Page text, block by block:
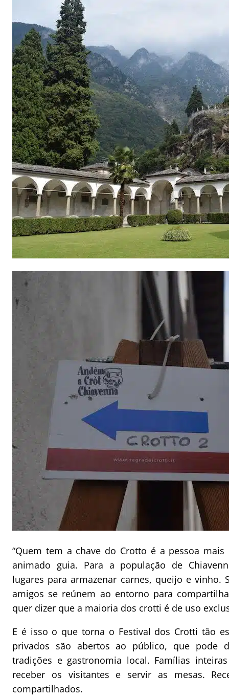
“Quem tem a chave do Crotto é a pessoa
animado guia. Para a população de
lugares para armazenar carnes, queijo e vinho.
amigos se reúnem ao entorno para
quer dizer que a maioria dos crotti é de uso
E é isso o que torna o Festival dos Crotti tão
privados são abertos ao público, que pode
tradições e gastronomia local. Famílias
receber os visitantes e servir as mesas.
compartilhados.